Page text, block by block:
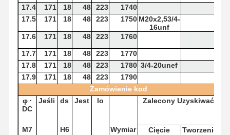
17.4
171 18 48 223
1740
17.5
171 18 48 223 1750 M20x2,53/4-
16unf
17.6
171 18 48 223 1760
17.7 171 18 48 223
1770
17.8
171 18 48 223 1780 3/4-20unef
17.9
171 18 48 223
1790
Zamówienie kod
φ ·
DC
Jeśli ds Jest lo Zalecony Uzyskiwać
M7 H6
Wymiar
Cięcie
Tworzenie